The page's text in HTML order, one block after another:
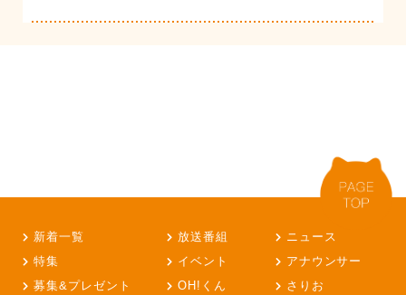
新着一覧 放送番組
ニュース
特集
イベント
アナウンサー
募集&プレゼント
OH!くん さりお